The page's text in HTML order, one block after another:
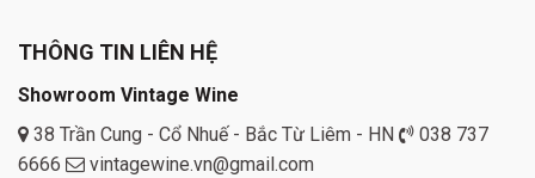
THÔNG TIN LIÊN HỆ
Showroom Vintage Wine
38 Trần Cung - Cổ Nhuế - Bắc Từ Liêm - HN
038 737
6666
vintagewine.vn@gmail.com